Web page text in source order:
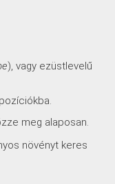
), vagy ezüstlevelű
meg alaposan.
növényt keres